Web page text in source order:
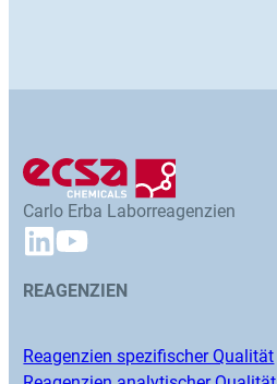
Carlo Erba Laborreagenzien
REAGENZIEN
Reagenzien spezifischer Qualität